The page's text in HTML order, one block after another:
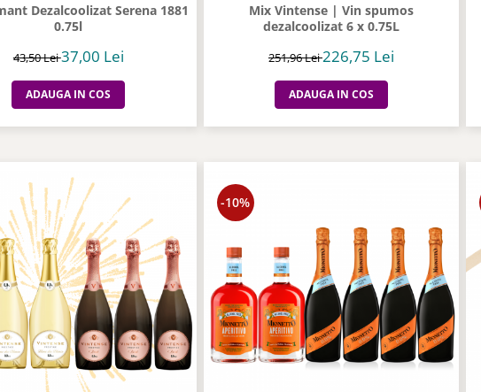
Dezalcoolizat Serena 1881
0.75l
43,50 Lei37,00 Lei
ADAUGA IN COS
Mix Vintense | Vin spumos
dezalcoolizat 6 x 0.75L
251,96 Lei226,75 Lei
ADAUGA IN COS
-10%